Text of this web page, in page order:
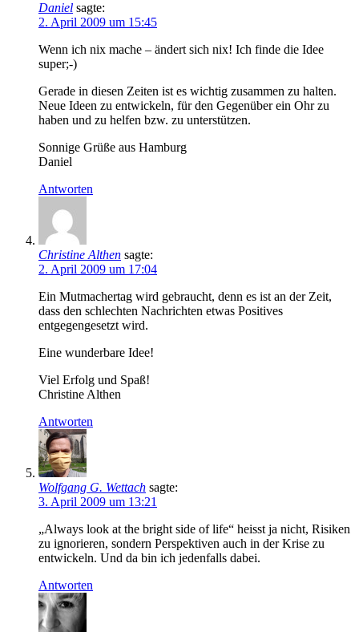
Daniel sagte:
2. April 2009 um 15:45
Wenn ich nix mache – ändert sich nix! Ich finde die Idee
super;-)
Gerade in diesen Zeiten ist es wichtig zusammen zu halten.
Neue Ideen zu entwickeln, für den Gegenüber ein Ohr zu
haben und zu helfen bzw. zu unterstützen.
Sonnige Grüße aus Hamburg
Daniel
Antworten
Christine Althen sagte:
2. April 2009 um 17:04
Ein Mutmachertag wird gebraucht, denn es ist an der Zeit,
dass den schlechten Nachrichten etwas Positives
entgegengesetzt wird.
Eine wunderbare Idee!
Viel Erfolg und Spaß!
Christine Althen
Antworten
Wolfgang G. Wettach sagte:
3. April 2009 um 13:21
„Always look at the bright side of life“ heisst ja nicht, Risiken
zu ignorieren, sondern Perspektiven auch in der Krise zu
entwickeln. Und da bin ich jedenfalls dabei.
Antworten